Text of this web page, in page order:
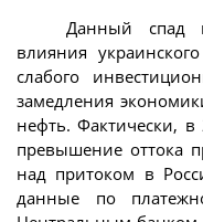
Данный спад
влияния
слабого
замедления
нефть. Фактически,
превышение оттока
над притоком в
данные по